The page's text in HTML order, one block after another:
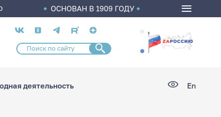
ОСНОВАН В 1909 ГОДУ
Социальные
сети
деятельность En